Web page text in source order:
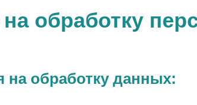
обработку
на обработку данных: